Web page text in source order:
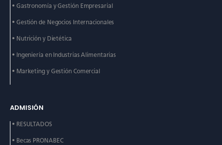
• Gastronomía y Gestión Empresarial
• Gestión de Negocios Internacionales
• Nutrición y Dietética
• Ingeniería en IndustriasAlimentarias
• Marketing y Gestión Comercial
ADMISIÓN
• RESULTADOS
• Becas PRONABEC